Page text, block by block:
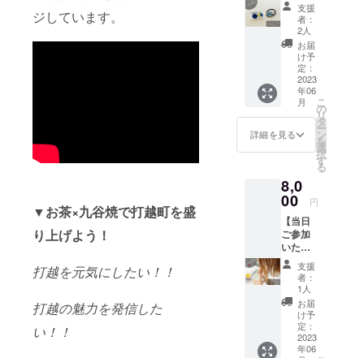
ジしています。
▼お茶×九谷焼で打越町を盛
り上げよう！
打越を元気にしたい！！
打越の魅力を発信した
い！！
す。
現代社会
は、激しく
伝統は伝承
しないと伝
統にならな
たものづく
りとＳＤＧ
ｓ（持続可
能な開発目
標）の取組
みで 人類、
社会の幸せ
に貢献し続
願っており
届けの
リター
ンに貼
付され
たラベ
ルや注
意書き
をご確
認くだ
実際に
お届け
とパッ
ケージ
等のデ
ザイン
が異な
る場合
があり
ますの
で、あ
らかじ
めご了
承くだ
さい。
【保存
方法】
高温・
多湿を
避け移
り香に
ご注意
くださ
い 【賞
限】表
面ラベ
加工日
より一
年半
【製造
者】打
越製茶
農業協
同組
合 石
川県加
賀市打
越町ち
31番地
すい美
味しさ
です。
【名
称】鳳
玉 【原
材料
名】緑
茶（加
賀市
産）
100g
【保存
方法】
高温・
多湿を
避け移
り香に
ご注意
くださ
い 【賞
味期
限】表
面ラベ
新茶 組
合では
「鳳
玉」と
名付け
て販売
してい
ます。
新茶
は、石
川県加
甘み・
渋みの
バラン
スが良
く、ふ
だん飲
みしや
すい美
味しさ
です。
【名
称】鳳
玉 【原
材料
方】打
越の新
茶と九
谷焼の
アクセ
サリー
作り体
験 引
換券
お礼の
カード
付 ＊商
合受付
にてお
渡しさ
せてい
ただき
ます。
●打越の
新茶 組
合では
「鳳
玉」と
名付け
て販売
してい
支援
者：
2人
お届
け予
定：
2023
年06
月
詳細を見る
こ
の
リ
タ
ー
ン
を
選
択
す
る
8,0
00 円
【当日
ご参加
いただ
ける
方】打
越の新
茶と九
谷焼の
絵付け
体験引
換券
支援
者：
1人
お届
け予
定：
2023
年06